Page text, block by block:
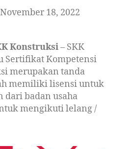
November 18, 2022
Konstruksi– SKK
Sertifikat Kompetensi
merupakan tanda
memiliki lisensi untuk
dari badan usaha
mengikuti lelang /